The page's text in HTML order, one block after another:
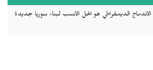
الديمقراطي هو الحل الانسب لبناء سوريا جديدة